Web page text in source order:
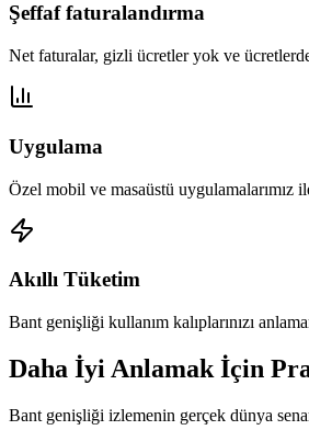
Şeffaf faturalandırma
Net faturalar, gizli ücretler yok ve
Uygulama
Özel mobil ve masaüstü uygulamalarımız
Akıllı Tüketim
Bant genişliği kullanım kalıplarınızı
Daha İyi Anlamak İçin
Bant genişliği izlemenin gerçek dünya